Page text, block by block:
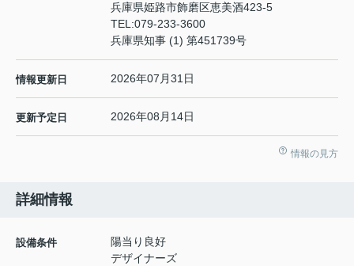
兵庫県姫路市飾磨区恵美酒423-5
TEL:079-233-3600
兵庫県知事 (1) 第451739号
情報更新日 2026年07月31日
更新予定日 2026年08月14日
情報の見方
詳細情報
設備条件
陽当り良好
デザイナーズ